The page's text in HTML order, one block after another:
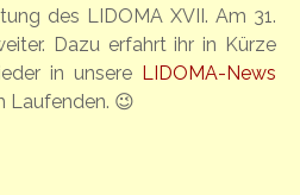
des LIDOMA XVII. Am 31.
Dazu erfahrt ihr in Kürze
in unsere LIDOMA-News
Laufenden. 😉